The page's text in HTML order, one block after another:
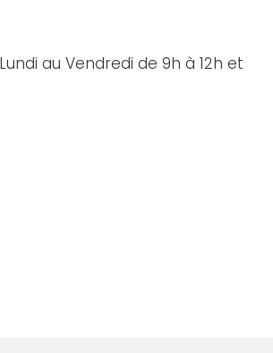
au Vendredi de 9h à 12h et